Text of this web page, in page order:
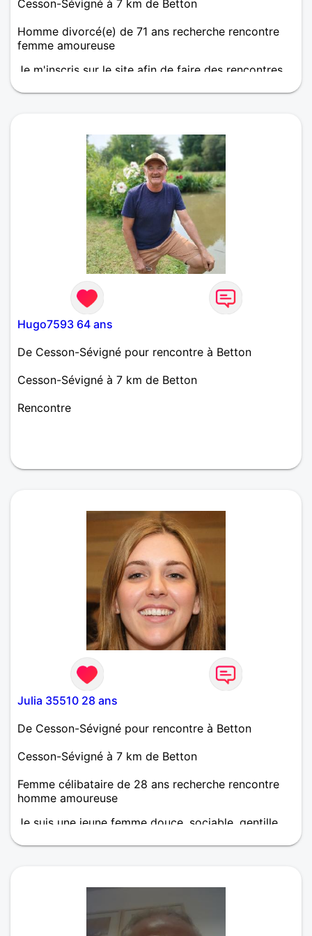
Cesson-Sévigné à 7 km de Betton
Homme divorcé(e) de 71 ans recherche rencontre
femme amoureuse
Je m'inscris sur le site afin de faire des rencontres
promenades dans la nature, les balades au bord de
recevoir mes amis et sortir les weekends. Je ne suis
pas une personne casanière, l'âge n'est qu'un
chiffre, tout est dans la tête ! Qu'en pensez-vous ?
Hugo7593 64 ans
De Cesson-Sévigné pour rencontre à Betton
Cesson-Sévigné à 7 km de Betton
Rencontre
Julia 35510 28 ans
De Cesson-Sévigné pour rencontre à Betton
Cesson-Sévigné à 7 km de Betton
Femme célibataire de 28 ans recherche rencontre
homme amoureuse
Je suis une jeune femme douce, sociable, gentille,